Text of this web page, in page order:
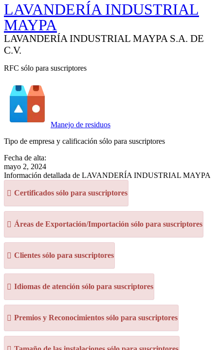
LAVANDERÍA INDUSTRIAL
MAYPA
LAVANDERÍA INDUSTRIAL MAYPA S.A. DE
C.V.
RFC sólo para suscriptores
Manejo de residuos
Tipo de empresa y calificación sólo para suscriptores
Fecha de alta:
mayo 2, 2024
Información detallada de LAVANDERÍA INDUSTRIAL MAYPA
Certificados sólo para suscriptores
Áreas de Exportación/Importación sólo para suscriptores
Clientes sólo para suscriptores
Idiomas de atención sólo para suscriptores
Premios y Reconocimientos sólo para suscriptores